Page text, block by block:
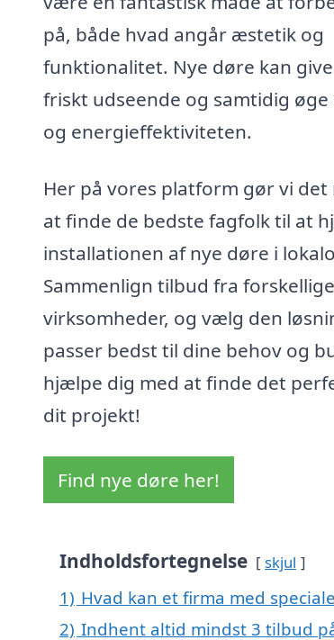
på, både hvad angår æstetik og
funktionalitet. Nye døre kan
friskt udseende og samtidig
og energieffektiviteten.
Her på vores platform gør vi
at finde de bedste fagfolk til at
installationen af nye døre i
Sammenlign tilbud fra forskellige
virksomheder, og vælg den
passer bedst til dine behov og
hjælpe dig med at finde det
dit projekt!
Find nye døre her!
Indholdsfortegnelse skjul
1) Hvad kan et firma med
2) Indhent altid mindst 3 tilbud